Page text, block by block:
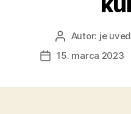
Autor
článku
Autor: je
Dátum
15. marca 2023